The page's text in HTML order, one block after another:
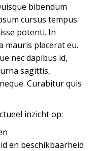
bibendum
cursus tempus.
potenti. In
mauris placerat eu.
nec dapibus id,
sagittis,
Curabitur quis
inzicht op:
en beschikbaarheid